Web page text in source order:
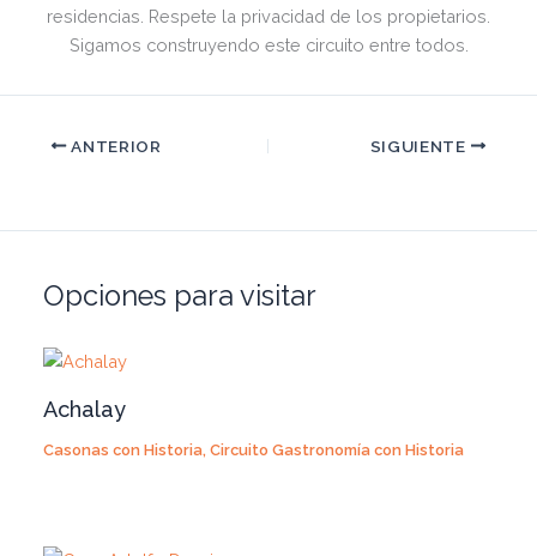
residencias. Respete la privacidad de los propietarios.
Sigamos construyendo este circuito entre todos.
ANTERIOR SIGUIENTE
Opciones para visitar
Achalay
Casonas con Historia,Circuito Gastronomía con Historia